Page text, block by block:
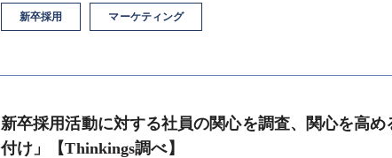
新卒採用 マーケティング
新卒採用活動に対する社員の関心を調査、関心を高
付け」【Thinkings調べ】